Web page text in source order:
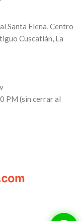
Santa Elena, Centro
Cuscatlán, La
PM (sin cerrar al